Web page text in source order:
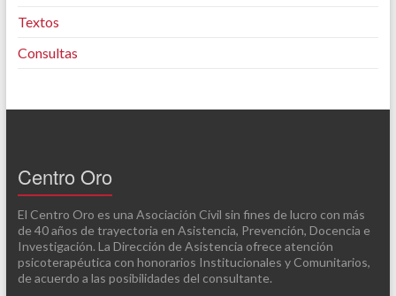
Textos
Consultas
Centro Oro
El Centro Oro es una Asociación Civil sin fines de lucro con más
de 40 años de trayectoria en Asistencia, Prevención, Docencia e
Investigación. La Dirección de Asistencia ofrece atención
psicoterapéutica con honorarios Institucionales y Comunitarios,
de acuerdo a las posibilidades del consultante.